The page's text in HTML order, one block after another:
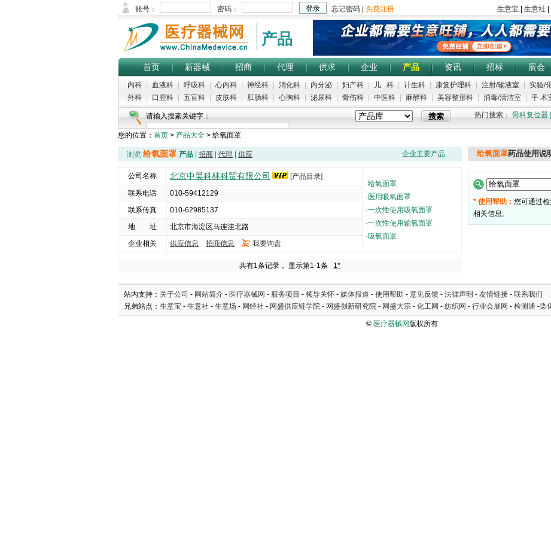
产品
首页 新器械 招商 代理 供求 企业 产品 资讯 招标 展会
内科 血液科 呼吸科 心内科 神经科 消化科 内分泌 妇产科 儿 科 计生科 康复护理科 注射/输液室 实验/
外科
口腔科 五官科 皮肤科 肛肠科 心胸科 泌尿科 骨伤科 中医科 麻醉科 美容整形科 消毒/清洁室 手 术
请输入搜素关键字： 热门搜索： 骨科复位器|
您的位置： 首页 > 产品大全 > 给氧面罩
给氧面罩药品使用说
* 使用帮助： 您可通过
相关信息。
浏览 给氧面罩 产品 招商 代理 供应 企业主要产品
公司名称 北京中昊科林科贸有限公司
[产品目录]
·给氧面罩
· 医用吸氧面罩
·一次性使用吸氧面罩
·一次性使用输氧面罩
·吸氧面罩
联系电话
010-59412129
联系传真
010-62985137
地 址
北京市海淀区马连洼北路
企业相关
供应信息 招商信息 我要询盘
共有1条记录， 显示第1-1条 1*
站内支持： 关于公司 - 网站简介 - 医疗器械网 - 服务项目 - 领导关怀 - 媒体报道 - 使用帮助 - 意见反馈 - 法律声明 - 友情链接 - 联系我们
兄弟站点： 生意宝 - 生意社 - 生意场 - 网经社 - 网盛供应链学院 - 网盛创新研究院 - 网盛大宗 - 化工网 - 纺织网 - 行业会展网 - 检测通 -染
© 医疗器械网版权所有